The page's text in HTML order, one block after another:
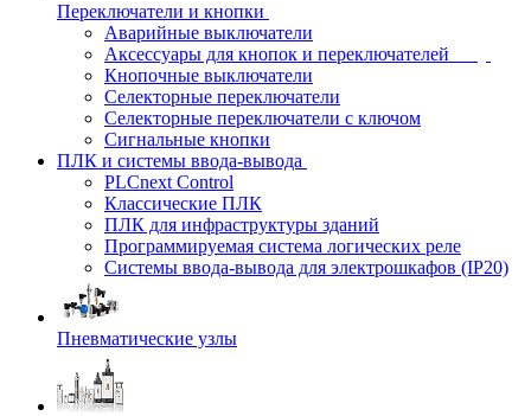
Переключатели и кнопки
Аварийные выключатели
Аксессуары для кнопок и переключателей
Кнопочные выключатели
Селекторные переключатели
Селекторные переключатели с ключом
Сигнальные кнопки
ПЛК и системы ввода-вывода
PLCnext Control
Классические ПЛК
ПЛК для инфраструктуры зданий
Программируемая система логических реле
Системы ввода-вывода для электрошкафов (IP20)
Пневматические узлы